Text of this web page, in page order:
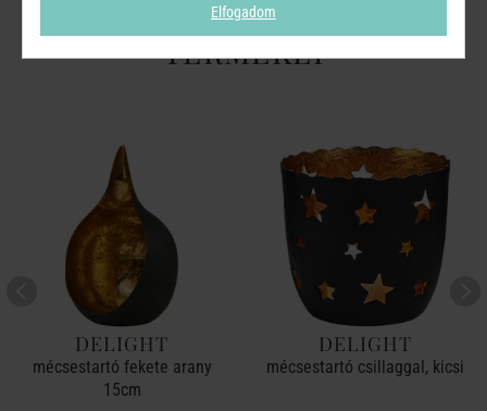
A TERMÉKCSALÁD TOVÁBBI
TERMÉKEI
DELIGHT
mécsestartó fekete arany
15cm
DELIGHT
mécsestartó csillaggal, kicsi
Elfogadom